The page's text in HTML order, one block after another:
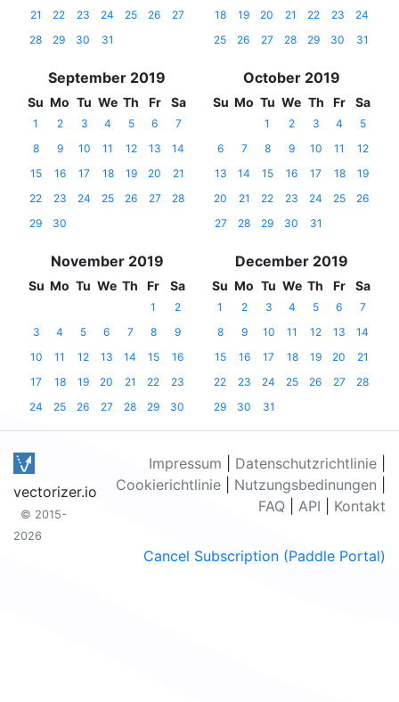
21
22 23 24 25 26
27
28
29 30 31
18
19 20 21 22 23
24
25
26 27 28 29 30 31
September 2019
Su Mo Tu We Th Fr Sa
1 2 3 4 5 6
7
8
9 10 11 12 13
14
15
16 17 18 19 20
21
22
23 24 25 26 27
28
29
30
October 2019
Su Mo Tu We Th Fr Sa
1 2 3 4
5
6
7 8 9 10 11
12
13
14 15 16 17 18
19
20
21 22 23 24 25
26
27
28 29 30 31
November 2019
Su Mo Tu We Th Fr Sa
1
2
3
4 5 6 7 8
9
10
11 12 13 14 15
16
17
18 19 20 21 22
23
24
25 26 27 28 29 30
December 2019
Su Mo Tu We Th Fr Sa
1 2 3 4 5 6
7
8
9 10 11 12 13
14
15
16 17 18 19 20
21
22
23 24 25 26 27
28
29
30 31
vectorizer.io
© 2015-
2026
Impressum Datenschutzrichtlinie
Cookierichtlinie
Nutzungsbedinungen
FAQ
API Kontakt
Cancel Subscription (Paddle Portal)